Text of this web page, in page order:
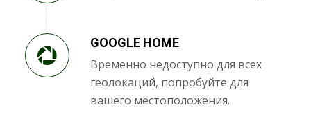
GOOGLE HOME
Временно недоступно для всех
геолокаций, попробуйте для
вашего местоположения.